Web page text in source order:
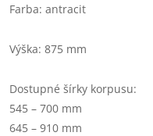
Farba: antracit
Výška: 875 mm
Dostupné šírky korpusu:
545 – 700 mm
645 – 910 mm